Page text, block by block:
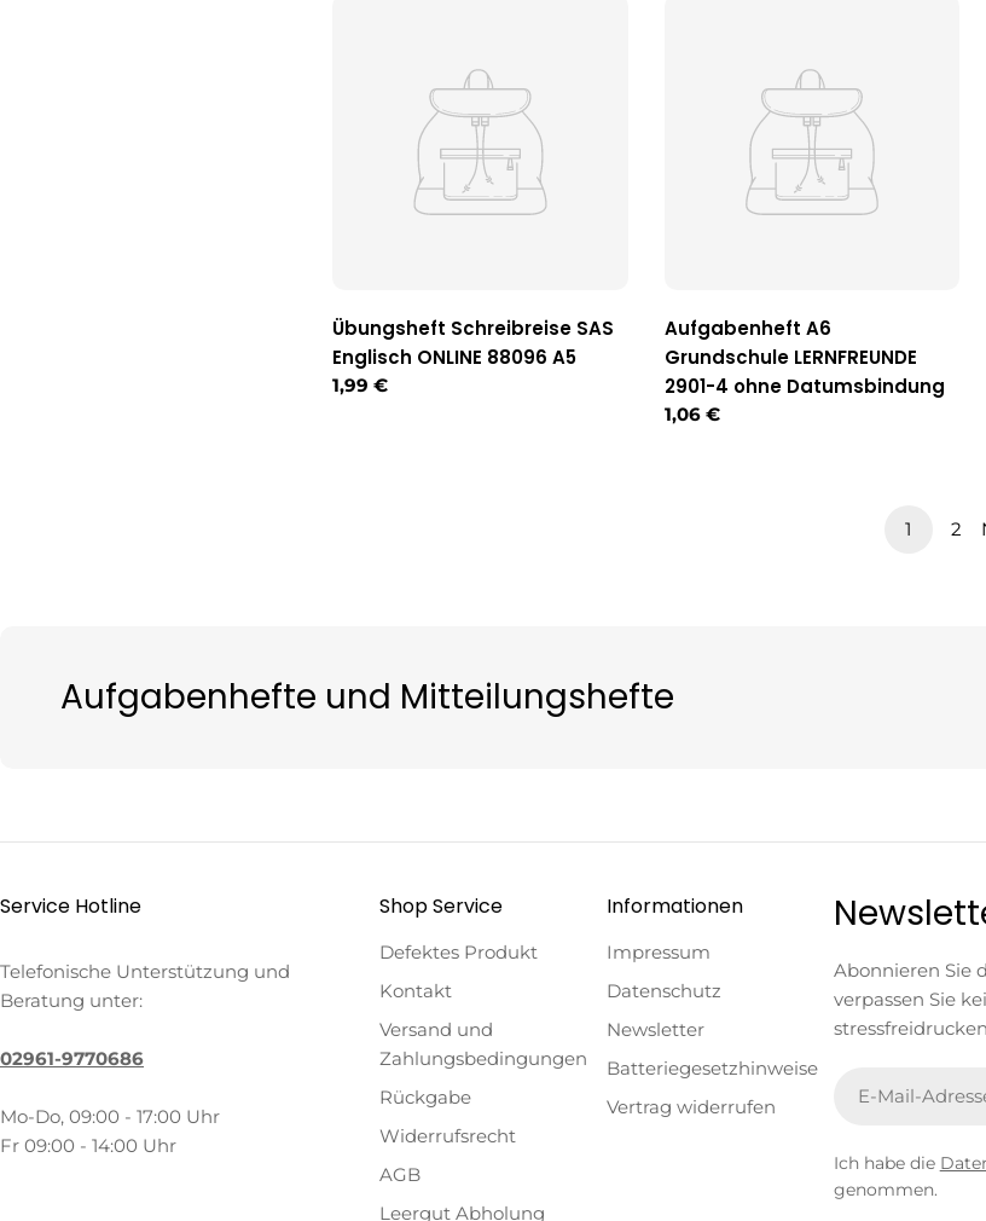
Übungsheft Schreibreise SAS
Englisch ONLINE 88096 A5
Regulärer
1,99 €
Aufgabenheft A6
Grundschule LERNFREUNDE
2901-4 ohne Datumsbindung
Regulärer
1,06 €
1 2
Aufgabenhefte und Mitteilungshefte
Service Hotline
Telefonische Unterstützung und
Beratung unter:
02961-9770686
Mo-Do, 09:00 - 17:00 Uhr
Fr 09:00 - 14:00 Uhr
Shop Service
Defektes Produkt
Kontakt
Versand und
Zahlungsbedingungen
Rückgabe
Widerrufsrecht
AGB
Leergut Abholung
Informationen
Impressum
Datenschutz
Newsletter
Batteriegesetzhinweise
Vertrag widerrufen
Abonnieren Sie
verpassen Sie
Mail
Ich habe die
genommen.